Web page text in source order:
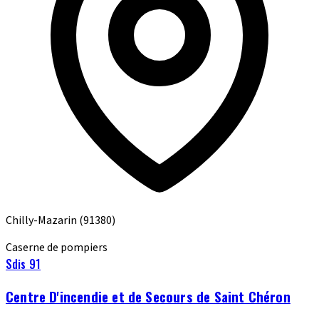
Chilly-Mazarin (91380)
Caserne de pompiers
Sdis 91
Centre D'incendie et de Secours de Saint Chéron